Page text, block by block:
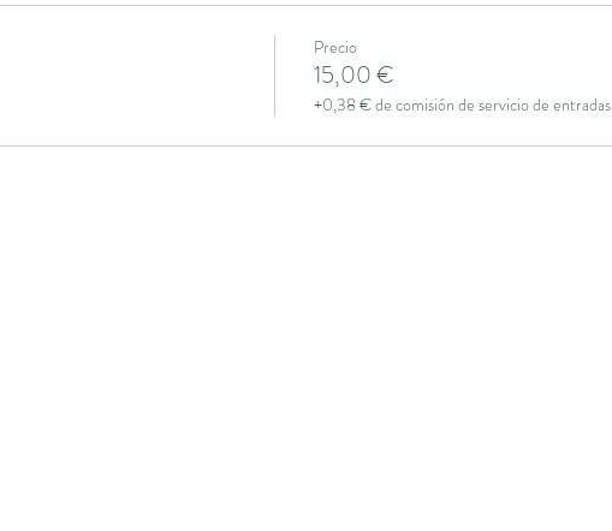
Precio
15,00 €
+0,38 € de comisión de servicio de entradas